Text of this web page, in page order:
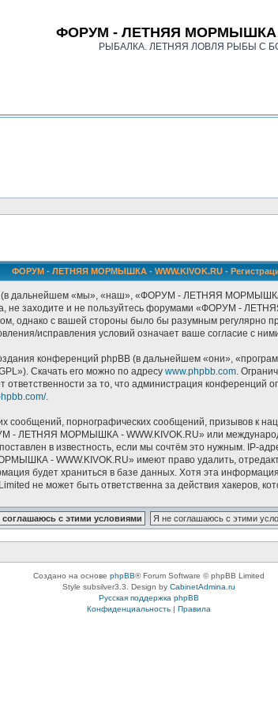
ФОРУМ - ЛЕТНЯЯ МОРМЫШКА -
РЫБАЛКА. ЛЕТНЯЯ ЛОВЛЯ РЫБЫ С
ФОРУМ - ЛЕТНЯЯ МОРМЫШКА - WWW.KIVOK.RU -
«мы», «наш», «ФОРУМ - ЛЕТНЯЯ МОРМЫШКА -
не заходите и не пользуйтесь форумами «ФОРУМ -
однако с вашей стороны было бы разумным регулярно
исправления условий означает ваше согласие с
конференций phpBB (в дальнейшем «они»,
Скачать его можно по адресу www.phpbb.com.
за то, что администрация конференций
.
сообщений, порнографических сообщений, призывов к
- ЛЕТНЯЯ МОРМЫШКА - WWW.KIVOK.RU» или
в известность, если мы сочтём это нужным. IP-
- WWW.KIVOK.RU» имеют право удалить,
будет храниться в базе данных. Хотя эта
может быть ответственна за действия хакеров,
Создано на основе phpBB® Forum Software © phpBB Limited
Style subsilver3.3. Design by CabinetAdmina.ru
Русская поддержка phpBB
Конфиденциальность| Правила